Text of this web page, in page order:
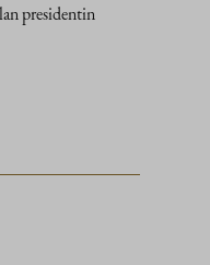
presidentin